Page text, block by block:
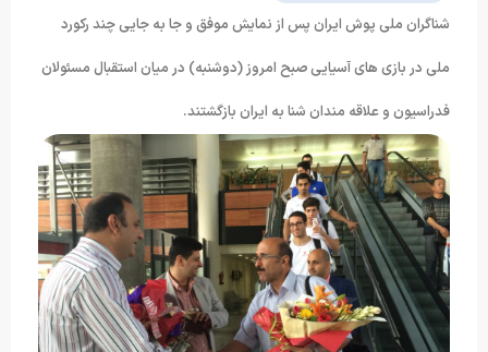
شناگران ملی پوش ایران پس از نمایش موفق و جا به جایی چند رکورد
ملی در بازی های آسیایی صبح امروز (دوشنبه) در میان استقبال مسئولان
فدراسیون و علاقه مندان شنا به ایران بازگشتند.